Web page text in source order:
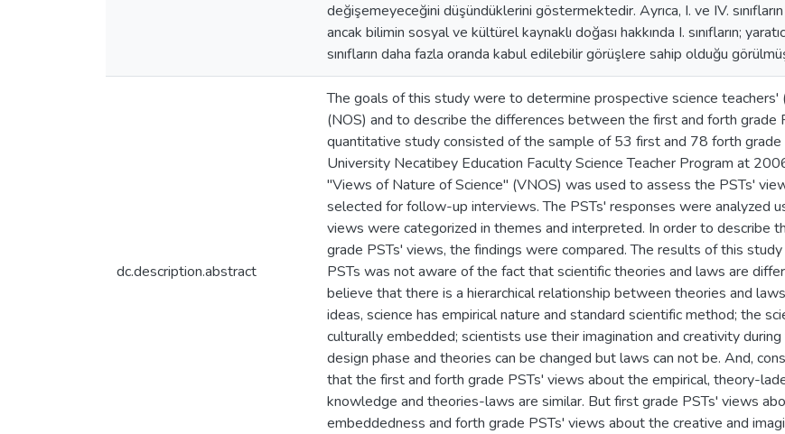
değişemeyeceğini düşündüklerini göstermektedir. Ayrıca, I. ve IV.
ancak bilimin sosyal ve kültürel kaynaklı doğası hakkında I. sınıfların;
sınıfların daha fazla oranda kabul edilebilir görüşlere sahip olduğu
dc.description.abstract
The goals of this study were to determine prospective science
(NOS) and to describe the differences between the first and forth grade
quantitative study consisted of the sample of 53 first and 78 forth grade
University Necatibey Education Faculty Science Teacher Program at
"Views of Nature of Science" (VNOS) was used to assess the PSTs'
selected for follow-up interviews. The PSTs' responses were analyzed
views were categorized in themes and interpreted. In order to describe
grade PSTs' views, the findings were compared. The results of this
PSTs was not aware of the fact that scientific theories and laws are
believe that there is a hierarchical relationship between theories and
ideas, science has empirical nature and standard scientific method; the
culturally embedded; scientists use their imagination and creativity
design phase and theories can be changed but laws can not be. And,
that the first and forth grade PSTs' views about the empirical, theory-
knowledge and theories-laws are similar. But first grade PSTs' views
embeddedness and forth grade PSTs' views about the creative and